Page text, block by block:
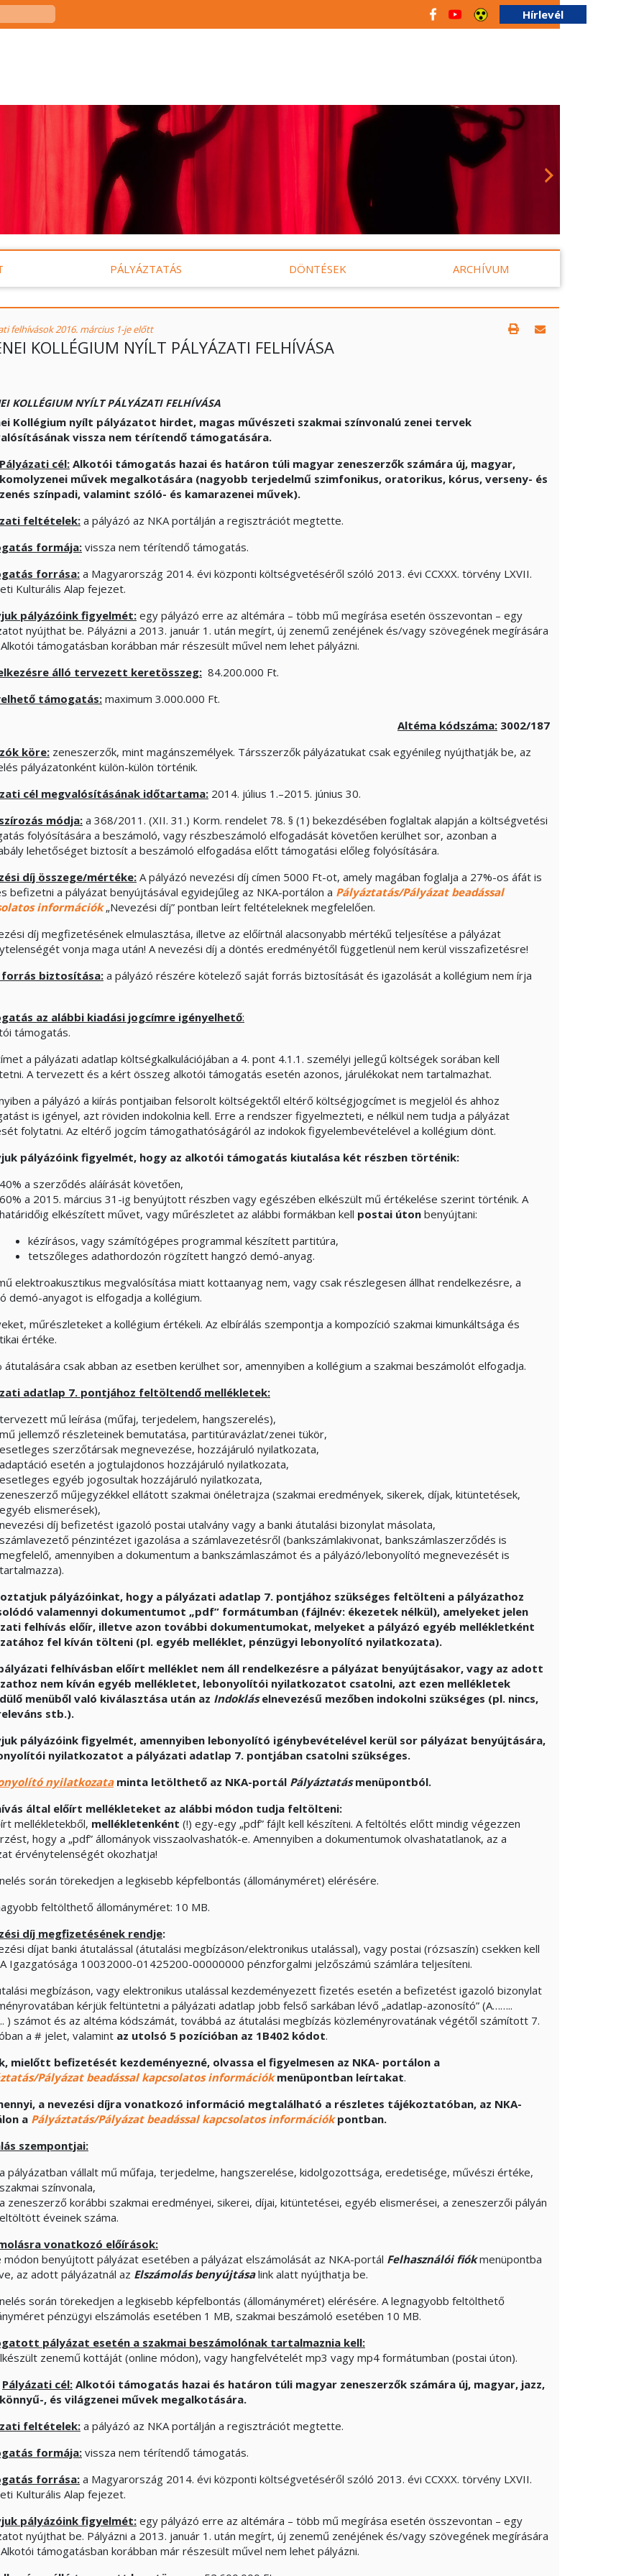
Hírlevél
PÁLYÁZTATÁS DÖNTÉSEK ARCHÍVUM
felhívások 2016. március 1-je előtt
KOLLÉGIUM NYÍLT PÁLYÁZATI FELHÍVÁSA
KOLLÉGIUM NYÍLT PÁLYÁZATI FELHÍVÁSA
Kollégium nyílt pályázatot hirdet, magas művészeti szakmai színvonalú zenei tervek
vissza nem térítendő támogatására.
Pályázati cél: Alkotói támogatás hazai és határon túli magyar zeneszerzők számára új, magyar,
komolyzenei művek megalkotására (nagyobb terjedelmű szimfonikus, oratorikus, kórus, verseny- és
zenés színpadi, valamint szóló- és kamarazenei művek).
feltételek:a pályázó az NKA portálján a regisztrációt megtette.
formája:vissza nem térítendő támogatás.
forrása: a Magyarország 2014. évi központi költségvetéséről szóló 2013. évi CCXXX. törvény LXVII.
Kulturális Alap fejezet.
pályázóink figyelmét: egy pályázó erre az altémára – több mű megírása esetén összevontan – egy
nyújthat be. Pályázni a 2013. január 1. után megírt, új zenemű zenéjének és/vagy szövegének megírására
támogatásban korábban már részesült művel nem lehet pályázni.
álló tervezett keretösszeg: 84.200.000 Ft.
támogatás:maximum 3.000.000 Ft.
Altéma kódszáma: 3002/187
köre: zeneszerzők, mint magánszemélyek. Társszerzők pályázatukat csak egyénileg nyújthatják be, az
pályázatonként külön-külön történik.
cél megvalósításának időtartama: 2014. július 1.–2015. június 30.
módja: a 368/2011. (XII. 31.) Korm. rendelet 78. § (1) bekezdésében foglaltak alapján a költségvetési
folyósítására a beszámoló, vagy részbeszámoló elfogadását követően kerülhet sor, azonban a
lehetőséget biztosít a beszámoló elfogadása előtt támogatási előleg folyósítására.
díj összege/mértéke: A pályázó nevezési díj címen 5000 Ft-ot, amely magában foglalja a 27%-os áfát is
befizetni a pályázat benyújtásával egyidejűleg az NKA-portálon a Pályáztatás/Pályázat beadással
információk„Nevezési díj” pontban leírt feltételeknek megfelelően.
díj megfizetésének elmulasztása, illetve az előírtnál alacsonyabb mértékű teljesítése a pályázat
vonja maga után! A nevezési díj a döntés eredményétől függetlenül nem kerül visszafizetésre!
forrás biztosítása: a pályázó részére kötelező saját forrás biztosítását és igazolását a kollégium nem írja
az alábbi kiadási jogcímre igényelhető:
támogatás.
a pályázati adatlap költségkalkulációjában a 4. pont 4.1.1. személyi jellegű költségek sorában kell
A tervezett és a kért összeg alkotói támogatás esetén azonos, járulékokat nem tartalmazhat.
a pályázó a kiírás pontjaiban felsorolt költségektől eltérő költségjogcímet is megjelöl és ahhoz
is igényel, azt röviden indokolnia kell. Erre a rendszer figyelmezteti, e nélkül nem tudja a pályázat
folytatni. Az eltérő jogcím támogathatóságáról az indokok figyelembevételével a kollégium dönt.
pályázóink figyelmét, hogy az alkotói támogatás kiutalása két részben történik:
40% a szerződés aláírását követően,
60% a 2015. március 31-ig benyújtott részben vagy egészében elkészült mű értékelése szerint történik. A
határidőig elkészített művet, vagy műrészletet az alábbi formákban kell postai úton benyújtani:
kézírásos, vagy számítógépes programmal készített partitúra,
tetszőleges adathordozón rögzített hangzó demó-anyag.
elektroakusztikus megvalósítása miatt kottaanyag nem, vagy csak részlegesen állhat rendelkezésre, a
demó-anyagot is elfogadja a kollégium.
műrészleteket a kollégium értékeli. Az elbírálás szempontja a kompozíció szakmai kimunkáltsága és
értéke.
átutalására csak abban az esetben kerülhet sor, amennyiben a kollégium a szakmai beszámolót elfogadja.
adatlap 7. pontjához feltöltendő mellékletek:
tervezett mű leírása (műfaj, terjedelem, hangszerelés),
mű jellemző részleteinek bemutatása, partitúravázlat/zenei tükör,
esetleges szerzőtársak megnevezése, hozzájáruló nyilatkozata,
adaptáció esetén a jogtulajdonos hozzájáruló nyilatkozata,
esetleges egyéb jogosultak hozzájáruló nyilatkozata,
zeneszerző műjegyzékkel ellátott szakmai önéletrajza (szakmai eredmények, sikerek, díjak, kitüntetések,
egyéb elismerések),
nevezési díj befizetést igazoló postai utalvány vagy a banki átutalási bizonylat másolata,
számlavezető pénzintézet igazolása a számlavezetésről (bankszámlakivonat, bankszámlaszerződés is
megfelelő, amennyiben a dokumentum a bankszámlaszámot és a pályázó/lebonyolító megnevezését is
tartalmazza).
pályázóinkat, hogy a pályázati adatlap 7. pontjához szükséges feltölteni a pályázathoz
valamennyi dokumentumot „pdf” formátumban (fájlnév: ékezetek nélkül), amelyeket jelen
felhívás előír, illetve azon további dokumentumokat, melyeket a pályázó egyéb mellékletként
fel kíván tölteni (pl. egyéb melléklet, pénzügyi lebonyolító nyilatkozata).
felhívásban előírt melléklet nem áll rendelkezésre a pályázat benyújtásakor, vagy az adott
nem kíván egyéb mellékletet, lebonyolítói nyilatkozatot csatolni, azt ezen mellékletek
menüből való kiválasztása után az Indokláselnevezésű mezőben indokolni szükséges (pl. nincs,
stb.).
pályázóink figyelmét, amennyiben lebonyolító igénybevételével kerül sor pályázat benyújtására,
nyilatkozatot a pályázati adatlap 7. pontjában csatolni szükséges.
nyilatkozataminta letölthető az NKA-portál Pályáztatásmenüpontból.
által előírt mellékleteket az alábbi módon tudja feltölteni:
mellékletekből, mellékletenként (!) egy-egy „pdf” fájlt kell készíteni. A feltöltés előtt mindig végezzen
hogy a „pdf” állományok visszaolvashatók-e. Amennyiben a dokumentumok olvashatatlanok, az a
érvénytelenségét okozhatja!
során törekedjen a legkisebb képfelbontás (állományméret) elérésére.
feltölthető állományméret: 10 MB.
díj megfizetésének rendje:
díjat banki átutalással (átutalási megbízáson/elektronikus utalással), vagy postai (rózsaszín) csekken kell
Igazgatósága 10032000-01425200-00000000 pénzforgalmi jelzőszámú számlára teljesíteni.
megbízáson, vagy elektronikus utalással kezdeményezett fizetés esetén a befizetést igazoló bizonylat
kérjük feltüntetni a pályázati adatlap jobb felső sarkában lévő „adatlap-azonosító” (A……..
) számot és az altéma kódszámát, továbbá az átutalási megbízás közleményrovatának végétől számított 7.
a # jelet, valamint az utolsó 5 pozícióban az 1B402 kódot.
mielőtt befizetését kezdeményezné, olvassa el figyelmesen az NKA- portálon a
Pályázat beadással kapcsolatos információkmenüpontban leírtakat.
a nevezési díjra vonatkozó információ megtalálható a részletes tájékoztatóban, az NKA-
a Pályáztatás/Pályázat beadással kapcsolatos információk pontban.
szempontjai:
a pályázatban vállalt mű műfaja, terjedelme, hangszerelése, kidolgozottsága, eredetisége, művészi értéke,
szakmai színvonala,
a zeneszerző korábbi szakmai eredményei, sikerei, díjai, kitüntetései, egyéb elismerései, a zeneszerzői pályán
eltöltött éveinek száma.
vonatkozó előírások:
módon benyújtott pályázat esetében a pályázat elszámolását az NKA-portál Felhasználói fiókmenüpontba
az adott pályázatnál az Elszámolás benyújtásalink alatt nyújthatja be.
során törekedjen a legkisebb képfelbontás (állományméret) elérésére. A legnagyobb feltölthető
pénzügyi elszámolás esetében 1 MB, szakmai beszámoló esetében 10 MB.
pályázat esetén a szakmai beszámolónak tartalmaznia kell:
zenemű kottáját (online módon), vagy hangfelvételét mp3 vagy mp4 formátumban (postai úton).
Pályázati cél: Alkotói támogatás hazai és határon túli magyar zeneszerzők számára új, magyar, jazz,
könnyű-, és világzenei művek megalkotására.
feltételek:a pályázó az NKA portálján a regisztrációt megtette.
formája:vissza nem térítendő támogatás.
forrása: a Magyarország 2014. évi központi költségvetéséről szóló 2013. évi CCXXX. törvény LXVII.
Kulturális Alap fejezet.
pályázóink figyelmét: egy pályázó erre az altémára – több mű megírása esetén összevontan – egy
nyújthat be. Pályázni a 2013. január 1. után megírt, új zenemű zenéjének és/vagy szövegének megírására
támogatásban korábban már részesült művel nem lehet pályázni.